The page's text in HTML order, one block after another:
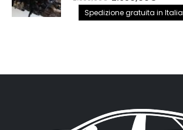
prezzo
originale
prezzo
attuale
Spedizione gratuita in Italia